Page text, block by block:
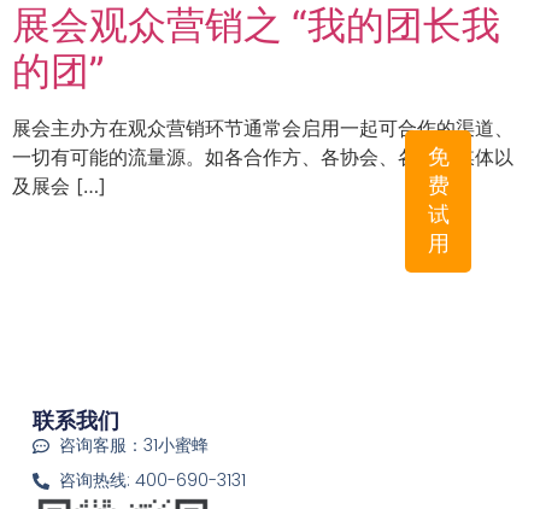
免
费
试
用
展会观众营销之 “我的团长我
的团”
展会主办方在观众营销环节通常会启用一起可合作的渠道、
一切有可能的流量源。如各合作方、各协会、各行业媒体以
及展会 […]
联系我们
咨询客服：31小蜜蜂
咨询热线: 400-690-3131